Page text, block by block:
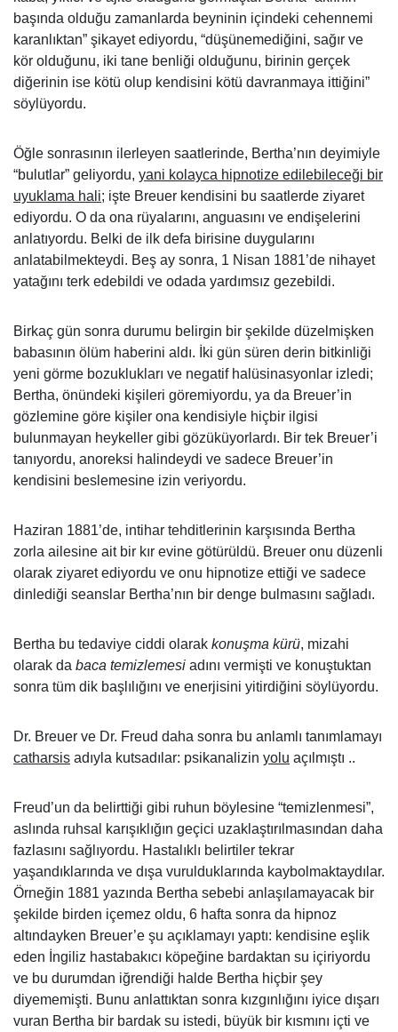
başında olduğu zamanlarda beyninin içindeki cehennemi
karanlıktan” şikayet ediyordu, “düşünemediğini, sağır ve
kör olduğunu, iki tane benliği olduğunu, birinin gerçek
diğerinin ise kötü olup kendisini kötü davranmaya ittiğini”
söylüyordu.
Öğle sonrasının ilerleyen saatlerinde, Bertha’nın deyimiyle
“bulutlar” geliyordu, yani kolayca hipnotize edilebileceği bir
uyuklama hali; işte Breuer kendisini bu saatlerde ziyaret
ediyordu. O da ona rüyalarını, anguasını ve endişelerini
anlatıyordu. Belki de ilk defa birisine duygularını
anlatabilmekteydi. Beş ay sonra, 1 Nisan 1881’de nihayet
yatağını terk edebildi ve odada yardımsız gezebildi.
Birkaç gün sonra durumu belirgin bir şekilde düzelmişken
babasının ölüm haberini aldı. İki gün süren derin bitkinliği
yeni görme bozuklukları ve negatif halüsinasyonlar izledi;
Bertha, önündeki kişileri göremiyordu, ya da Breuer’in
gözlemine göre kişiler ona kendisiyle hiçbir ilgisi
bulunmayan heykeller gibi gözüküyorlardı. Bir tek Breuer’i
tanıyordu, anoreksi halindeydi ve sadece Breuer’in
kendisini beslemesine izin veriyordu.
Haziran 1881’de, intihar tehditlerinin karşısında Bertha
zorla ailesine ait bir kır evine götürüldü. Breuer onu düzenli
olarak ziyaret ediyordu ve onu hipnotize ettiği ve sadece
dinlediği seanslar Bertha’nın bir denge bulmasını sağladı.
Bertha bu tedaviye ciddi olarak konuşma kürü, mizahi
olarak da baca temizlemesi adını vermişti ve konuştuktan
sonra tüm dik başlılığını ve enerjisini yitirdiğini söylüyordu.
Dr. Breuer ve Dr. Freud daha sonra bu anlamlı tanımlamayı
catharsis adıyla kutsadılar: psikanalizin yolu açılmıştı ..
Freud’un da belirttiği gibi ruhun böylesine “temizlenmesi”,
aslında ruhsal karışıklığın geçici uzaklaştırılmasından daha
fazlasını sağlıyordu. Hastalıklı belirtiler tekrar
yaşandıklarında ve dışa vurulduklarında kaybolmaktaydılar.
Örneğin 1881 yazında Bertha sebebi anlaşılamayacak bir
şekilde birden içemez oldu, 6 hafta sonra da hipnoz
altındayken Breuer’e şu açıklamayı yaptı: kendisine eşlik
eden İngiliz hastabakıcı köpeğine bardaktan su içiriyordu
ve bu durumdan iğrendiği halde Bertha hiçbir şey
diyememişti. Bunu anlattıktan sonra kızgınlığını iyice dışarı
vuran Bertha bir bardak su istedi, büyük bir kısmını içti ve